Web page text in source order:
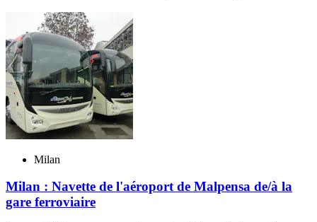
Milan
Milan : Navette de l'aéroport de Malpensa de/à la
gare ferroviaire